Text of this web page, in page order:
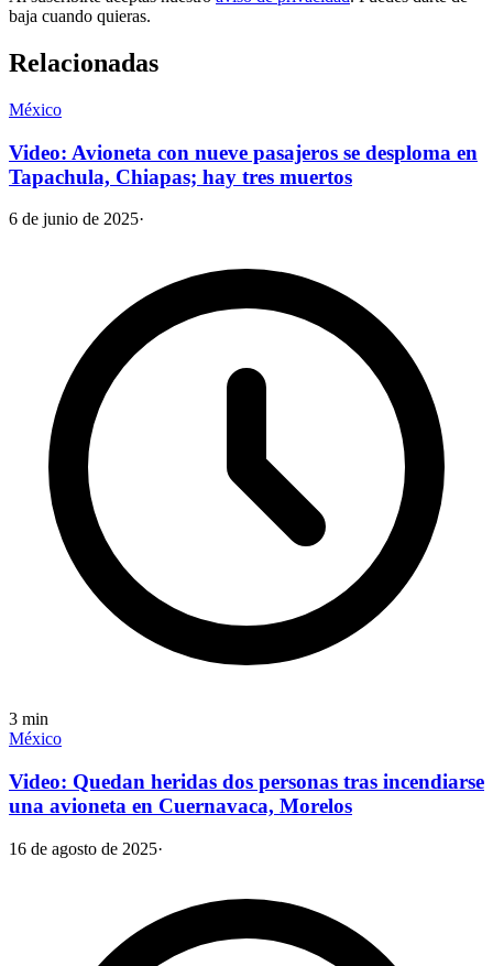
baja cuando quieras.
Relacionadas
México
Video: Avioneta con nueve pasajeros se desploma en
Tapachula, Chiapas; hay tres muertos
6 de junio de 2025·
3 min
México
Video: Quedan heridas dos personas tras incendiarse
una avioneta en Cuernavaca, Morelos
16 de agosto de 2025·